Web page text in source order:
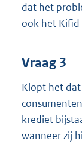
dat het
ook het Kifid
Vraag 3
Klopt het
krediet
wanneer zij